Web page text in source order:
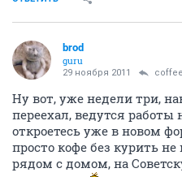
brod
guru
29 ноября 2011
Ну вот, уже недели три,
переехал, ведутся работы
откроетесь уже в новом
просто кофе без курить
рядом с домом, на